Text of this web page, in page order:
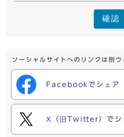
確認
ソーシャルサイトへのリンクは別ウ
Facebookでシェア
X（旧Twitter）でシ